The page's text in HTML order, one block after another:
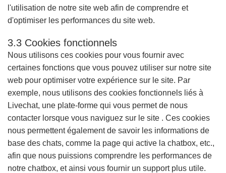
l'utilisation de notre site web afin de comprendre et
d'optimiser les performances du site web.
3.3 Cookies fonctionnels
Nous utilisons ces cookies pour vous fournir avec
certaines fonctions que vous pouvez utiliser sur notre site
web pour optimiser votre expérience sur le site. Par
exemple, nous utilisons des cookies fonctionnels liés à
Livechat, une plate-forme qui vous permet de nous
contacter lorsque vous naviguez sur le site . Ces cookies
nous permettent également de savoir les informations de
base des chats, comme la page qui active la chatbox, etc.,
afin que nous puissions comprendre les performances de
notre chatbox, et ainsi vous fournir un support plus utile.